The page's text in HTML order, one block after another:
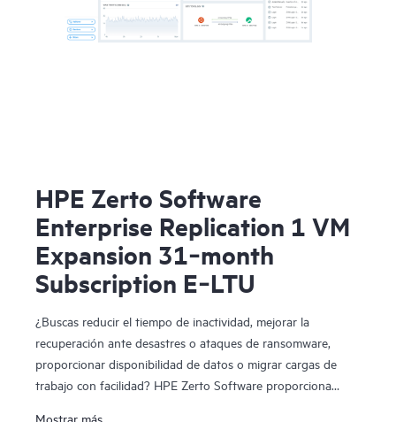
HPE Zerto Software
Enterprise Replication 1 VM
Expansion 31‑month
Subscription E‑LTU
¿Buscas reducir el tiempo de inactividad, mejorar la
recuperación ante desastres o ataques de ransomware,
proporcionar disponibilidad de datos o migrar cargas de
trabajo con facilidad? HPE Zerto Software proporciona
Mostrar más